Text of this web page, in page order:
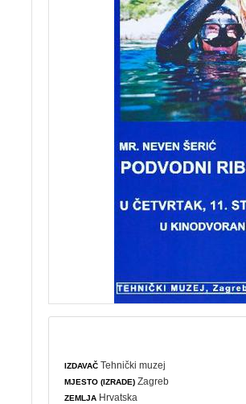
IZDAVAČ Tehnički muzej
MJESTO (IZRADE) Zagreb
ZEMLJA Hrvatska